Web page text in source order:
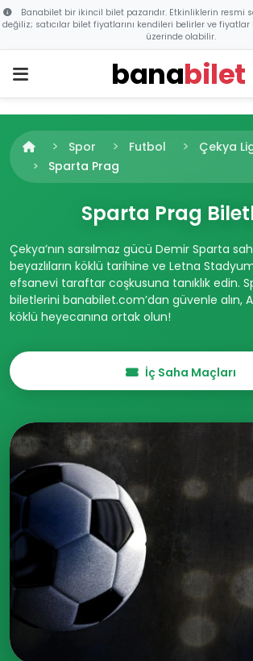
Banabilet bir ikincil bilet pazarıdır. Etkinliklerin resmi
değiliz; satıcılar bilet fiyatlarını kendileri belirler ve
üzerinde olabilir.
banabilet
Spor Futbol
Çekya
Sparta Prag
Sparta Prag
Çekya’nın sarsılmaz gücü Demir Sparta
beyazlıların köklü tarihine ve Letna
efsanevi taraftar coşkusuna tanıklık edin.
biletlerini banabilet.com’dan güvenle alın,
köklü heyecanına ortak olun!
İç Saha Maçları